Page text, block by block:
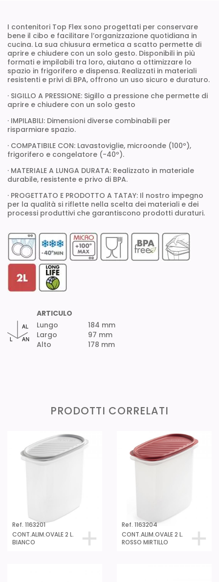
I contenitori Top Flex sono progettati per conservare
bene il cibo e facilitare l’organizzazione quotidiana in
cucina. La sua chiusura ermetica a scatto permette di
aprire e chiudere con un solo gesto. Disponibili in più
formati e impilabili tra loro, aiutano a ottimizzare lo
spazio in frigorifero e dispensa. Realizzati in materiali
resistenti e privi di BPA, offrono un uso sicuro e duraturo.
· SIGILLO A PRESSIONE: Sigillo a pressione che permette di
aprire e chiudere con un solo gesto
· IMPILABILI: Dimensioni diverse combinabili per
risparmiare spazio.
· COMPATIBILE CON: Lavastoviglie, microonde (100º),
frigorifero e congelatore (-40º).
· MATERIALE A LUNGA DURATA: Realizzato in materiale
durabile, resistente e privo di BPA.
· PROGETTATO E PRODOTTO A TATAY: Il nostro impegno
per la qualità si riflette nella scelta dei materiali e dei
processi produttivi che garantiscono prodotti duraturi.
ARTICULO
Lungo
Largo
Alto
184 mm
97 mm
178 mm
PRODOTTI CORRELATI
Ref. 1163201
CONT.ALIM.OVALE 2 L.
BIANCO
Ref. 1163204
CONT.ALIM.OVALE 2 L.
ROSSO MIRTILLO